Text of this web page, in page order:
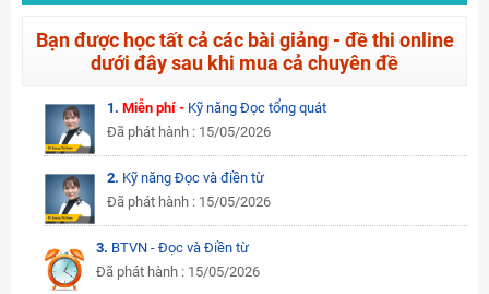
Bạn được học tất cả các bài giảng - đề thi online
dưới đây sau khi mua cả chuyên đề
1. Miễn phí - Kỹ năng Đọc tổng quát
Đã phát hành : 15/05/2026
2. Kỹ năng Đọc và điền từ
Đã phát hành : 15/05/2026
3. BTVN - Đọc và Điền từ
Đã phát hành : 15/05/2026